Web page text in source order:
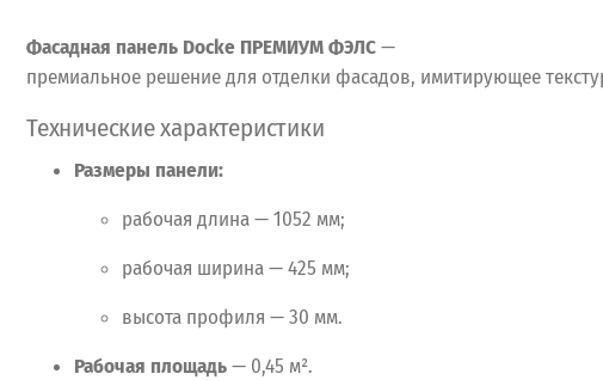
Фасадная панель Docke ПРЕМИУМ ФЭЛС—
премиальное решениедля отделки фасадов, имитирующее
Техническиехарактеристики
Размеры панели:
рабочая длина— 1052 мм;
рабочая ширина— 425 мм;
высота профиля — 30 мм.
Рабочая площадь— 0,45 м².